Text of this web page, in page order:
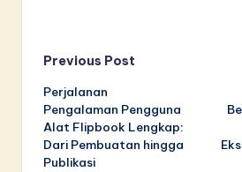
Post
navigation
Previous Post
Perjalanan
Pengalaman Pengguna
Alat Flipbook Lengkap:
Dari Pembuatan hingga
Publikasi